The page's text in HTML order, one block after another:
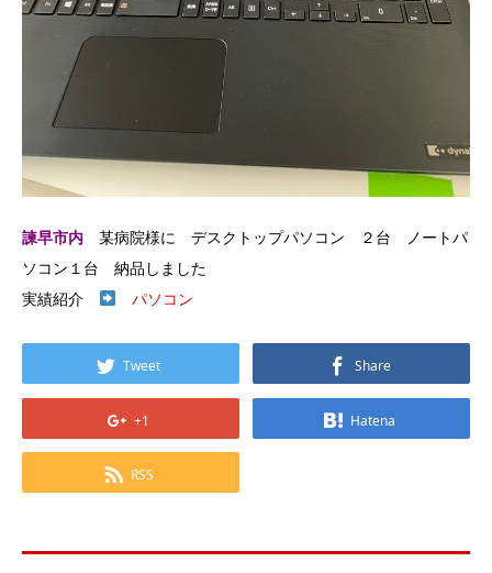
諫早市内 某病院様に デスクトップパソコン ２台 ノートパ
ソコン１台 納品しました
実績紹介
パソコン
Tweet Share
+1 Hatena
RSS